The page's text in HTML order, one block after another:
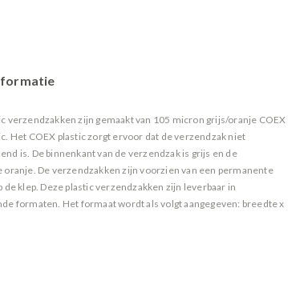
verzendzakken zijn gemaakt van 105 micron grijs/oranje COEX
Het COEX plastic zorgt ervoor dat de verzendzak niet
is. De binnenkant van de verzendzak is grijs en de
oranje. De verzendzakken zijn voorzien van een permanente
de klep. Deze plastic verzendzakken zijn leverbaar in
formaten. Het formaat wordt als volgt aangegeven: breedte x